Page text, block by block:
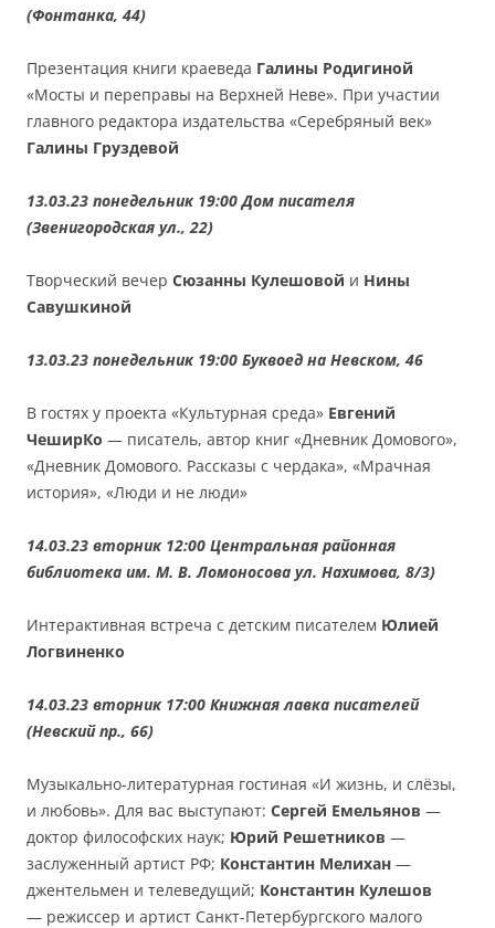
(Фонтанка, 44)
Презентация книги краеведа Галины Родигиной
«Мосты и переправы на Верхней Неве». При участии
главного редактора издательства «Серебряный век»
Галины Груздевой
13.03.23 понедельник 19:00 Дом писателя
(Звенигородская ул., 22)
Творческий вечер Сюзанны Кулешовой и Нины
Савушкиной
13.03.23 понедельник 19:00 Буквоед на Невском, 46
В гостях у проекта «Культурная среда» Евгений
ЧеширКо — писатель, автор книг «Дневник Домового»,
«Дневник Домового. Рассказы с чердака», «Мрачная
история», «Люди и не люди»
14.03.23 вторник 12:00 Центральная районная
библиотека им. М. В. Ломоносова ул. Нахимова, 8/3)
Интерактивная встреча с детским писателем Юлией
Логвиненко
14.03.23 вторник 17:00 Книжная лавка писателей
(Невский пр., 66)
Музыкально-литературная гостиная «И жизнь, и слёзы,
и любовь». Для вас выступают: Сергей Емельянов —
доктор философских наук; Юрий Решетников —
заслуженный артист РФ; Константин Мелихан —
джентельмен и телеведущий; Константин Кулешов
— режиссер и артист Санкт-Петербургского малого